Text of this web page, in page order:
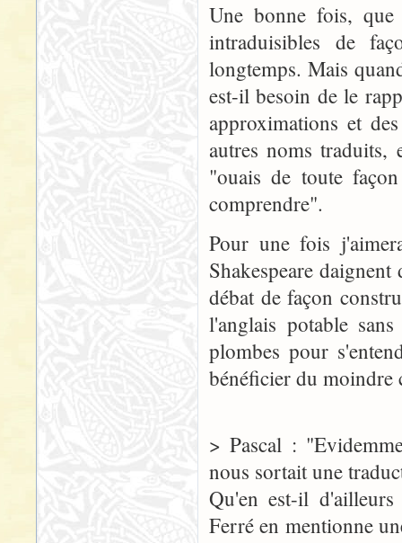
Une bonne fois,
intraduisibles de
longtemps. Mais
est-il besoin de le
approximations et
autres noms traduits,
"ouais de toute
comprendre".
Pour une fois
Shakespeare
débat de façon
l'anglais potable
plombes pour
bénéficier du moindre
> Pascal :
nous sortait une
Qu'en est-il
Ferré en mentionne